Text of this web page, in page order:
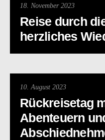
18. November 2023
Reise durch
herzliches
10. August 2023
Rückreisetag
Abenteuern